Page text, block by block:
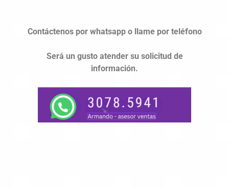
Contáctenos por whatsapp o llame por teléfono
Será un gusto atender su solicitud de
información.